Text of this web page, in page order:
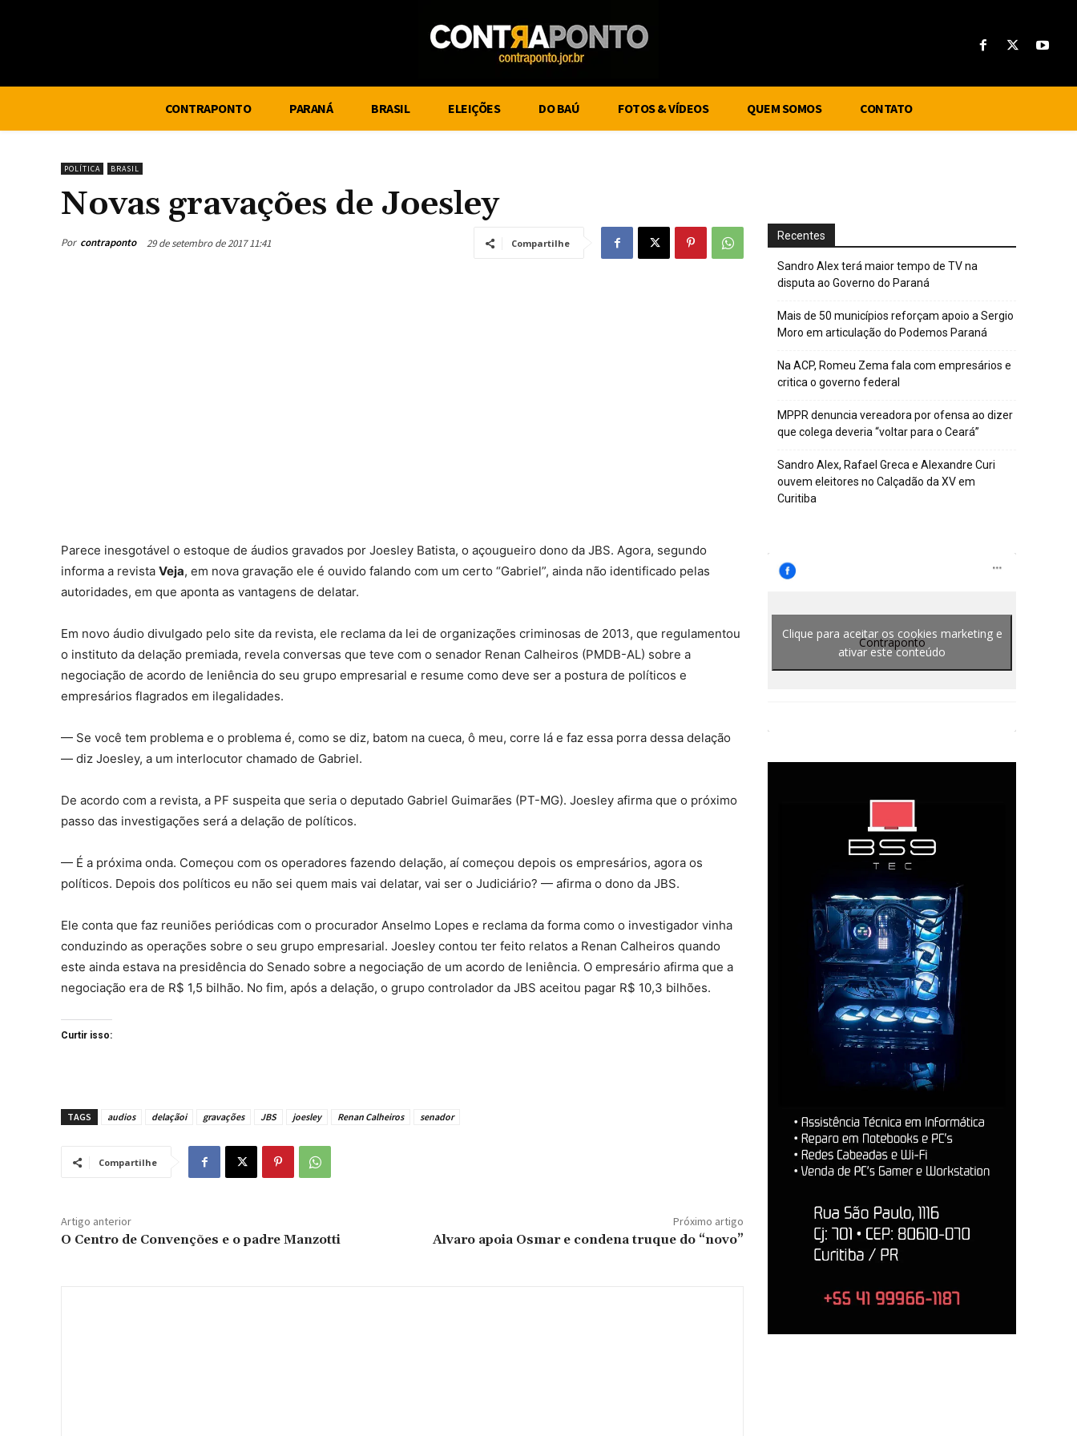
CONTRAPONTO PARANÁ BRASIL ELEIÇÕES DO BAÚ FOTOS & VÍDEOS QUEM SOMOS CONTATO
POLÍTICA BRASIL
Novas gravações de Joesley
Por contraponto 29 de setembro de 2017 11:41 Compartilhe
Parece inesgotável o estoque de áudios gravados por Joesley Batista, o açougueiro dono da JBS. Agora, segundo
informa a revista Veja, em nova gravação ele é ouvido falando com um certo “Gabriel”, ainda não identificado pelas
autoridades, em que aponta as vantagens de delatar.
Em novo áudio divulgado pelo site da revista, ele reclama da lei de organizações criminosas de 2013, que regulamentou
o instituto da delação premiada, revela conversas que teve com o senador Renan Calheiros (PMDB-AL) sobre a
negociação de acordo de leniência do seu grupo empresarial e resume como deve ser a postura de políticos e
empresários flagrados em ilegalidades.
— Se você tem problema e o problema é, como se diz, batom na cueca, ô meu, corre lá e faz essa porra dessa delação
— diz Joesley, a um interlocutor chamado de Gabriel.
De acordo com a revista, a PF suspeita que seria o deputado Gabriel Guimarães (PT-MG). Joesley afirma que o próximo
passo das investigações será a delação de políticos.
— É a próxima onda. Começou com os operadores fazendo delação, aí começou depois os empresários, agora os
políticos. Depois dos políticos eu não sei quem mais vai delatar, vai ser o Judiciário? — afirma o dono da JBS.
Ele conta que faz reuniões periódicas com o procurador Anselmo Lopes e reclama da forma como o investigador vinha
conduzindo as operações sobre o seu grupo empresarial. Joesley contou ter feito relatos a Renan Calheiros quando
este ainda estava na presidência do Senado sobre a negociação de um acordo de leniência. O empresário afirma que a
negociação era de R$ 1,5 bilhão. No fim, após a delação, o grupo controlador da JBS aceitou pagar R$ 10,3 bilhões.
Curtir isso:
TAGS audios delaçãoi gravações JBS joesley Renan Calheiros senador
Compartilhe
Artigo anterior
O Centro de Convenções e o padre Manzotti
Próximo artigo
Alvaro apoia Osmar e condena truque do “novo”
Recentes
Sandro Alex terá maior tempo de TV na
disputa ao Governo do Paraná
Mais de 50 municípios reforçam apoio a Sergio
Moro em articulação do Podemos Paraná
Na ACP, Romeu Zema fala com empresários e
critica o governo federal
MPPR denuncia vereadora por ofensa ao dizer
que colega deveria “voltar para o Ceará”
Sandro Alex, Rafael Greca e Alexandre Curi
ouvem eleitores no Calçadão da XV em
Curitiba
Contraponto
Clique para aceitar os cookies marketing e
ativar este conteúdo